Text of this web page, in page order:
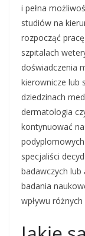
i pełna
studiów na
rozpocząć
szpitalach
doświadczenia
kierownicze lub
dziedzinach
dermatologia
kontynuować
specjaliści
badawczych
badania
wpływu